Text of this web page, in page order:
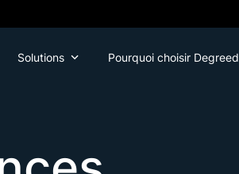
Solutions Pourquoi choisir Degreed